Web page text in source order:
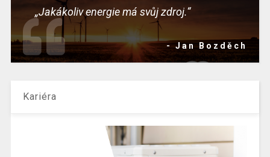
„Jakákoliv energie má svůj zdroj.“
- Jan Bozděch
Kariéra